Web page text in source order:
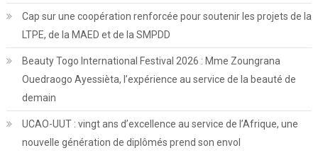
Cap sur une coopération renforcée pour soutenir les projets de la
LTPE, de la MAED et de la SMPDD
Beauty Togo International Festival 2026 : Mme Zoungrana
Ouedraogo Ayessièta, l’expérience au service de la beauté de
demain
UCAO-UUT : vingt ans d’excellence au service de l’Afrique, une
nouvelle génération de diplômés prend son envol